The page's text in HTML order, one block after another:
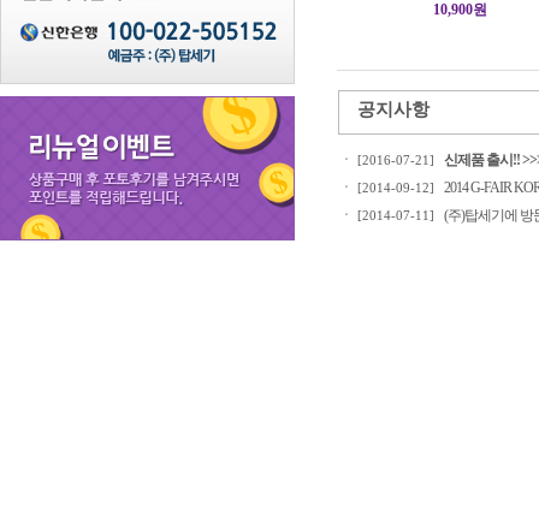
10,900원
공지사항
ㆍ [2016-07-21]
신제품 출시!!
ㆍ [2014-09-12]
2014 G-FAIR
ㆍ [2014-07-11] (주)탑세기에